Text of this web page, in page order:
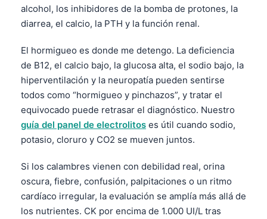
alcohol, los inhibidores de la bomba de protones, la
diarrea, el calcio, la PTH y la función renal.
El hormigueo es donde me detengo. La deficiencia
de B12, el calcio bajo, la glucosa alta, el sodio bajo, la
hiperventilación y la neuropatía pueden sentirse
todos como “hormigueo y pinchazos”, y tratar el
equivocado puede retrasar el diagnóstico. Nuestro
guía del panel de electrolitos es útil cuando sodio,
potasio, cloruro y CO2 se mueven juntos.
Si los calambres vienen con debilidad real, orina
oscura, fiebre, confusión, palpitaciones o un ritmo
cardíaco irregular, la evaluación se amplía más allá de
los nutrientes. CK por encima de 1.000 UI/L tras
Татар теле
Беларуская мова
Esperanto
Ślōnskŏ gŏdka
Norsk bokmål